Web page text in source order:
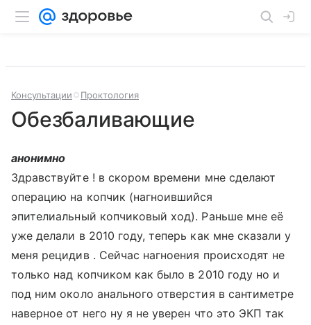
Консультации Проктология
Обезбаливающие
анонимно
Здравствуйте ! в скором времени мне сделают
операцию на копчик (нагноившийся
эпителиальный копчиковый ход). Раньше мне её
уже делали в 2010 году, теперь как мне сказали у
меня рецидив . Сейчас нагноения происходят не
только над копчиком как было в 2010 году но и
под ним около анального отверстия в сантиметре
наверное от него ну я не уверен что это ЭКП так